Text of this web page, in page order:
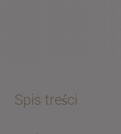
Spis treści